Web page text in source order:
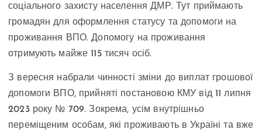
соціального захисту населення ДМР. Тут приймають
громадян для оформлення статусу та допомоги на
проживання ВПО. Допомогу на проживання
отримують майже 115 тисяч осіб.
З вересня набрали чинності зміни до виплат грошової
допомоги ВПО, прийняті постановою КМУ від 11 липня
2023 року № 709. Зокрема, усім внутрішньо
переміщеним особам, які проживають в Україні та вже